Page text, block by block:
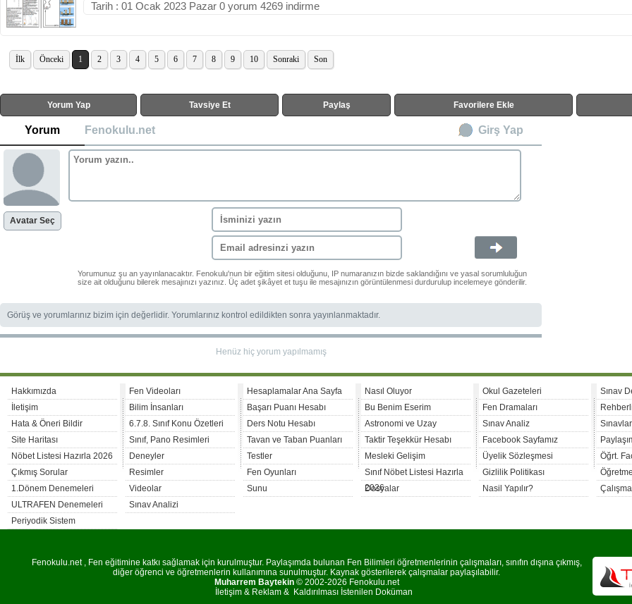
Tarih : 01 Ocak 2023 Pazar 0 yorum 4269 indirme
İlk Önceki 1 2 3 4 5 6 7 8 9 10 Sonraki Son
Yorum Yap Tavsiye Et Paylaş Favorilere Ekle
Yorum Fenokulu.net Girş Yap
Avatar Seç
Yorumunuz şu an yayınlanacaktır. Fenokulu'nun bir eğitim sitesi olduğunu, IP numaranızın bizde saklandığını ve yasal sorumluluğun
size ait olduğunu bilerek mesajınızı yazınız. Üç adet şikâyet et tuşu ile mesajınızın görüntülenmesi durdurulup incelemeye gönderilir.
Görüş ve yorumlarınız bizim için değerlidir. Yorumlarınız kontrol edildikten sonra yayınlanmaktadır.
Henüz hiç yorum yapılmamış
Hakkımızda
İletişim
Hata & Öneri Bildir
Site Haritası
Nöbet Listesi Hazırla 2026
Çıkmış Sorular
1.Dönem Denemeleri
ULTRAFEN Denemeleri
Periyodik Sistem
Fen Videoları
Bilim İnsanları
6.7.8. Sınıf Konu Özetleri
Sınıf, Pano Resimleri
Deneyler
Resimler
Videolar
Sınav Analizi
Hesaplamalar Ana Sayfa
Başarı Puanı Hesabı
Ders Notu Hesabı
Tavan ve Taban Puanları
Testler
Fen Oyunları
Sunu
Nasıl Oluyor
Bu Benim Eserim
Astronomi ve Uzay
Taktir Teşekkür Hesabı
Mesleki Gelişim
Sınıf Nöbet Listesi Hazırla
2026
Dosyalar
Okul Gazeteleri
Fen Dramaları
Sınav Analiz
Facebook Sayfamız
Üyelik Sözleşmesi
Gizlilik Politikası
Nasil Yapılır?
Sınav
Öğrt.
Fenokulu.net , Fen eğitimine katkı sağlamak için kurulmuştur. Paylaşımda bulunan Fen Bilimleri öğretmenlerinin çalışmaları, sınıfın dışına çıkmış,
diğer öğrenci ve öğretmenlerin kullanımına sunulmuştur. Kaynak gösterilerek çalışmalar paylaşılabilir.
Muharrem Baytekin© 2002-2026 Fenokulu.net
İletişim & Reklam & Kaldırılması İstenilen Doküman